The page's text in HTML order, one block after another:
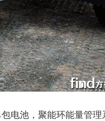
电池，聚能环能量管理